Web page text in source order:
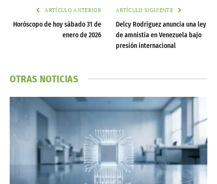
ARTÍCULO ANTERIOR
Horóscopo de hoy sábado 31 de
enero de 2026
ARTÍCULO SIGUIENTE
Delcy Rodríguez anuncia una ley
de amnistía en Venezuela bajo
presión internacional
OTRAS NOTICIAS